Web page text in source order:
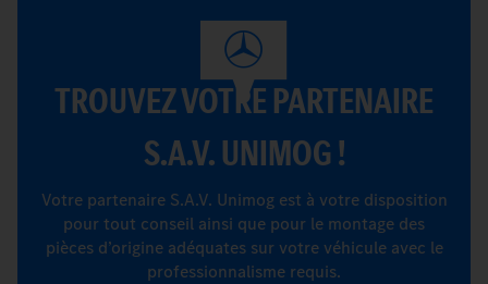
TROUVEZ VOTRE PARTENAIRE
S.A.V. UNIMOG !
Votre partenaire S.A.V. Unimog est à votre disposition
pour tout conseil ainsi que pour le montage des
pièces d’origine adéquates sur votre véhicule avec le
professionnalisme requis.